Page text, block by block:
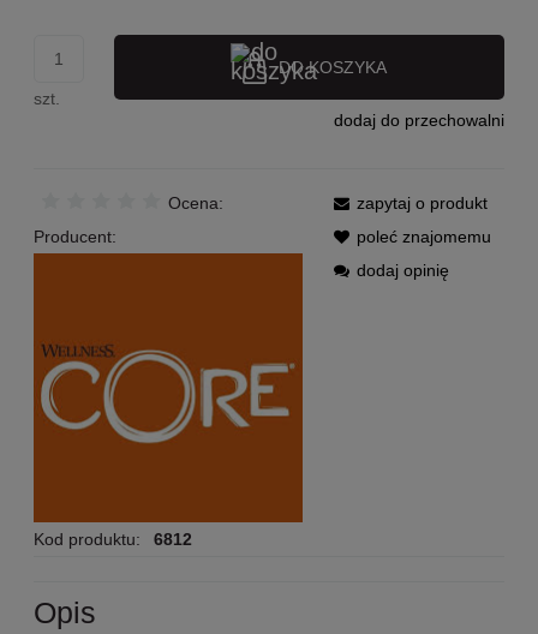
szt.
DO KOSZYKA
dodaj do przechowalni
Ocena:
Producent:
Kod produktu: 6812
zapytaj o produkt
poleć znajomemu
dodaj opinię
Opis